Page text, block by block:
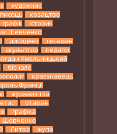
художник
козацтво
графік
історик
Шевченко
дисидент
гетьман
скульптор
педагог
Хмельницький
бієнале
краєзнавець
Франції
журналістка
отаман
графіка
Шевченко
Литва жупа